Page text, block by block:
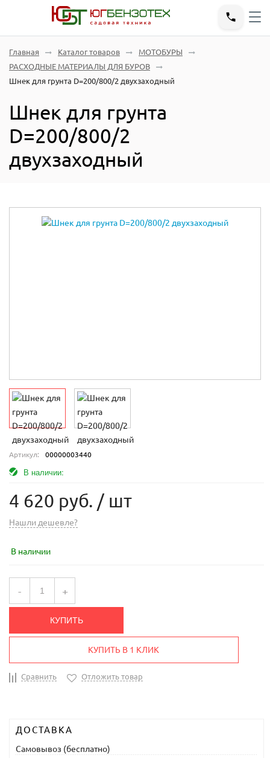
Главная Каталог товаров
МОТОБУРЫ
РАСХОДНЫЕ МАТЕРИАЛЫ ДЛЯ БУРОВ
Шнек для грунта D=200/800/2 двухзаходный
Шнек для грунта
D=200/800/2
двухзаходный
Артикул: 00000003440
В наличии:
4 620 руб. / шт
Нашли дешевле?
В наличии
- +
КУПИТЬ
КУПИТЬ В 1 КЛИК
Сравнить Отложить товар
ДОСТАВКА
Самовывоз (бесплатно)